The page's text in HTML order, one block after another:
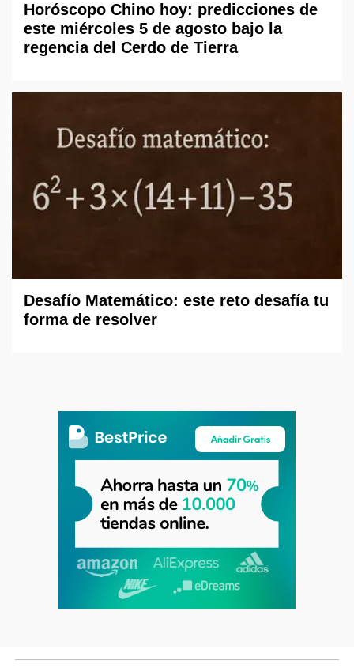
Horóscopo Chino hoy: predicciones de
este miércoles 5 de agosto bajo la
regencia del Cerdo de Tierra
Desafío Matemático: este reto desafía tu
forma de resolver